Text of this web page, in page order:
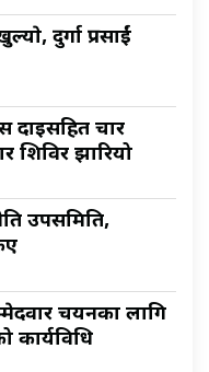
दुर्गा प्रसाईं
दाइसहित चार
झारियो
उपसमिति,
चयनका लागि
कार्यविधि